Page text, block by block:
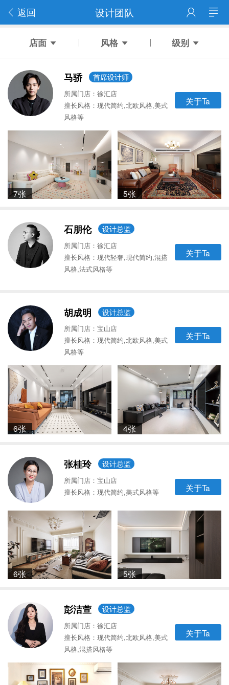
返回 设计团队
店面 风格 级别
马骄 首席设计师
所属门店：徐汇店
擅长风格：现代简约,北欧风格,美式
风格等
关于Ta
7张 5张
石朋伦 设计总监
所属门店：徐汇店
擅长风格：现代轻奢,现代简约,混搭
风格,法式风格等
关于Ta
胡成明 设计总监
所属门店：宝山店
擅长风格：现代简约,北欧风格,美式
风格等
关于Ta
6张 4张
张桂玲 设计总监
所属门店：宝山店
擅长风格：现代简约,美式风格等
关于Ta
6张 5张
彭洁萱 设计总监
所属门店：徐汇店
擅长风格：现代简约,北欧风格,美式
风格,混搭风格等
关于Ta